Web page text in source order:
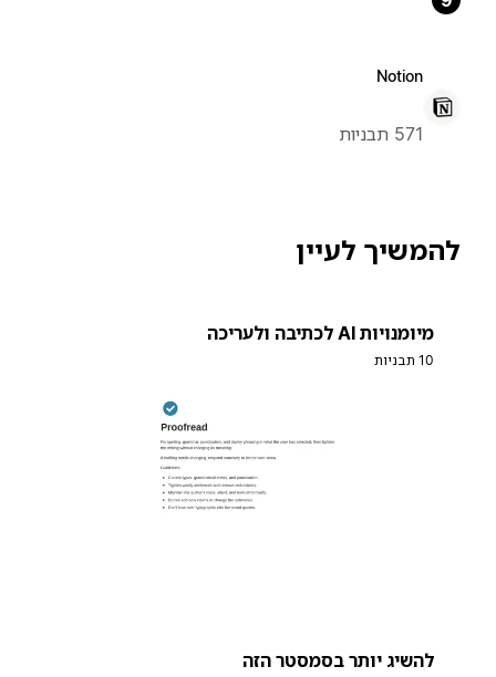
Notion
571 תבניות
להמשיך לעיין
מיומנויות AI לכתיבה ולעריכה
10 תבניות
להשיג יותר בסמסטר הזה